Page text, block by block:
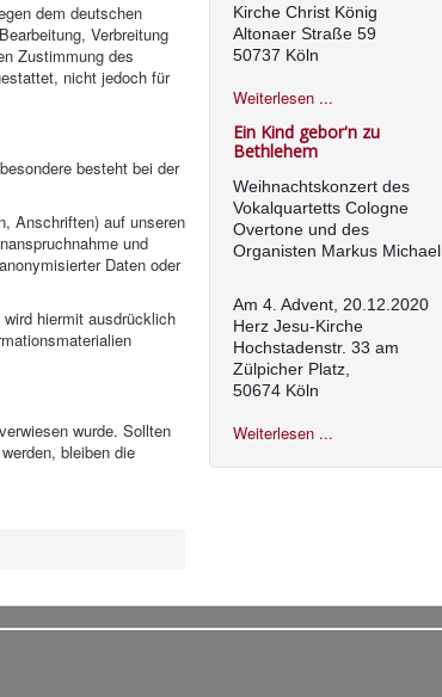
dem deutschen
Verbreitung
Zustimmung des
nicht jedoch für
besteht bei der
Anschriften) auf unseren
und
Daten oder
hiermit ausdrücklich
wurde. Sollten
bleiben die
Kirche Christ König
Altonaer Straße 59
50737 Köln
Weiterlesen ...
Ein Kind gebor'n zu
Bethlehem
Weihnachtskonzert des
Vokalquartetts Cologne
Overtone und des
Organisten Markus Michael
Am 4. Advent, 20.12.2020
Herz Jesu-Kirche
Hochstadenstr. 33 am
Zülpicher Platz,
50674 Köln
Weiterlesen ...